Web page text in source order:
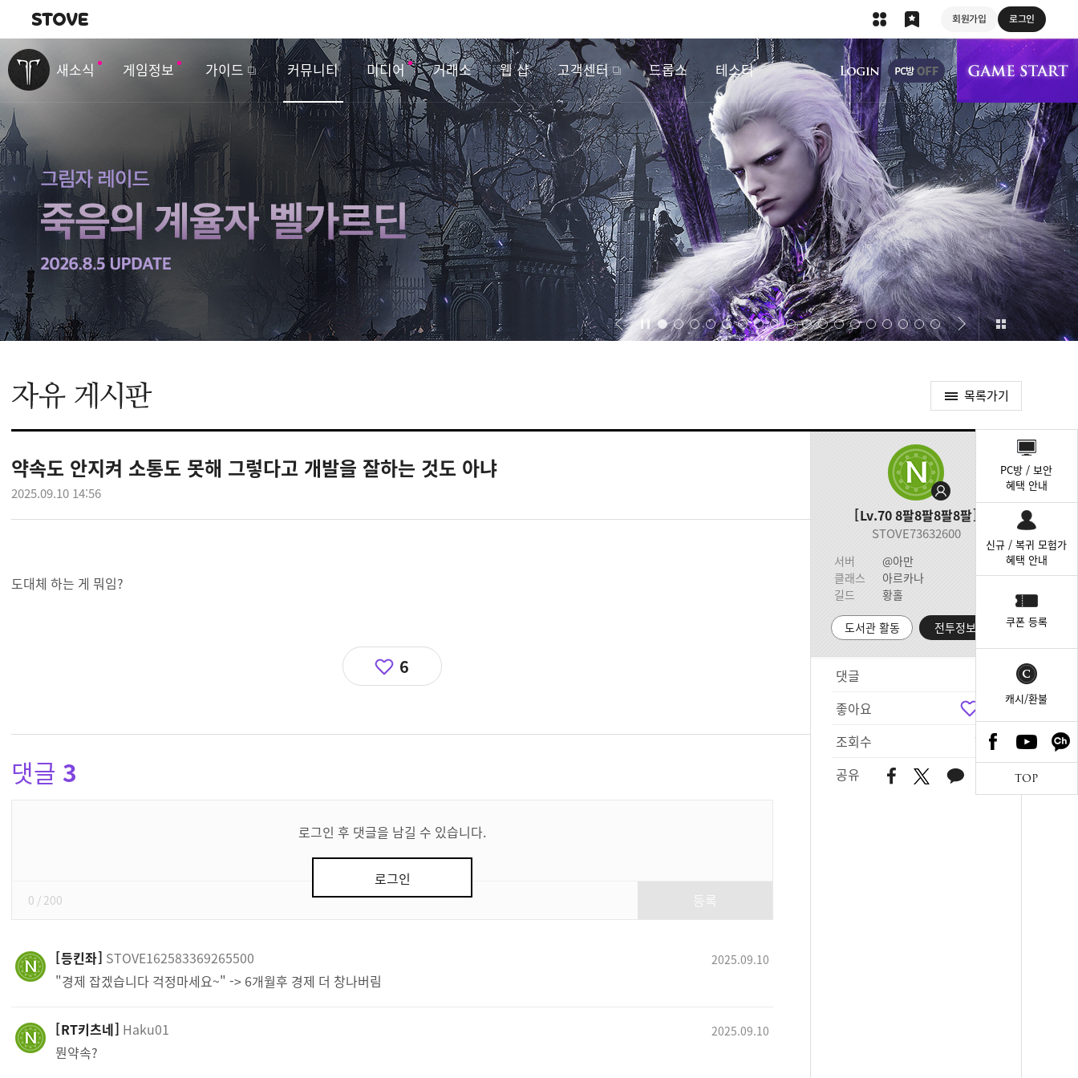
회원가입 로그인
내비게이션
새소식 게임정보 가이드 커뮤니티 미디어 거래소 웹 샵 고객센터 드롭스 테스터
상단 메뉴
벤
트
&
업
데
이
트
목록가기
약속도 안지켜 소통도 못해 그렇다고 개발을 잘하는 것도 아냐
2025.09.10 14:56
Lv.708팔8팔8팔8팔
STOVE73632600
서버
@아만
클래스
아르카나
길드
황홀
도서관 활동 전투정보실
댓글
좋아요
조회수
752
공유
도대체 하는 게 뭐임?
6
댓글 3
로그인 후 댓글을 남길 수 있습니다.
로그인
0 / 200
등킨좌 STOVE162583369265500 2025.09.10
"경제 잡겠습니다 걱정마세요~" -> 6개월후 경제 더 창나버림
RT키츠네 Haku01 2025.09.10
뭔약속?
PC방 / 보안
혜택 안내
신규 / 복귀 모험가
혜택 안내
쿠폰 등록
캐시/환불
TOP